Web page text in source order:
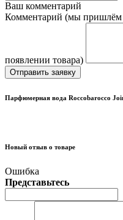
Ваш комментарий
Комментарий (мы пришлём
появлении товара)
Отправить заявку
Парфюмерная вода Roccobarocco
Новый отзыв о товаре
Ошибка
Представьтесь